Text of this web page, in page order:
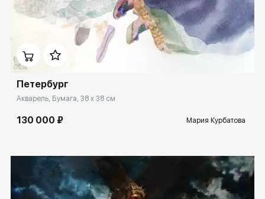
spb.rakovgallery.ru
Петербург
Акварель, Бумага, 38 x 38 см
130 000 ₽ Мария Курбатова